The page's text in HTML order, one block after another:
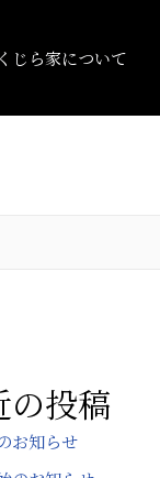
くじら家について
の投稿
お知らせ